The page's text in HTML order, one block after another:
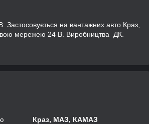
на вантажних авто Краз,
мережею 24 В. Виробництва ДК.
Краз, МАЗ, КАМАЗ